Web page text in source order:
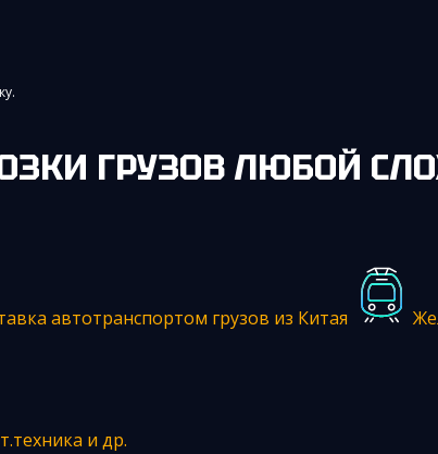
ГРУЗОВ ЛЮБОЙ
автотранспортом грузов из Китая
и др.